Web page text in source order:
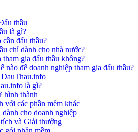
thầu
là gì?
cần đấu thầu?
chỉ dành cho nhà nước?
tham gia đấu thầu không?
nào để doanh nghiệp tham gia đấu thầu?
là gì?
hình thành
với các phần mềm khác
cho doanh nghiệp
và Giải thưởng
gói phần mềm